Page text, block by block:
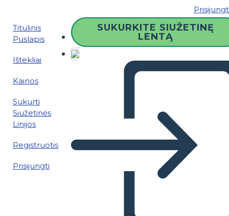
Titulinis
Puslapis
Ištekliai
Kainos
Sukurti
Siužetinės
Linijos
Registruotis
Prisijungti
SUKURKITE SIUŽETINĘ
LENTĄ